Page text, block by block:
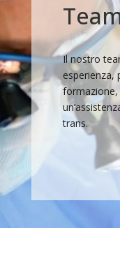
Il nostro
esperienza,
formazione,
trans.